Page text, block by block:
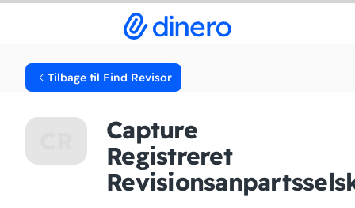
Tilbage til Find Revisor
Capture
Registreret